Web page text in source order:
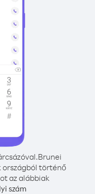
Brunei
országból történő
az alábbiak
szám